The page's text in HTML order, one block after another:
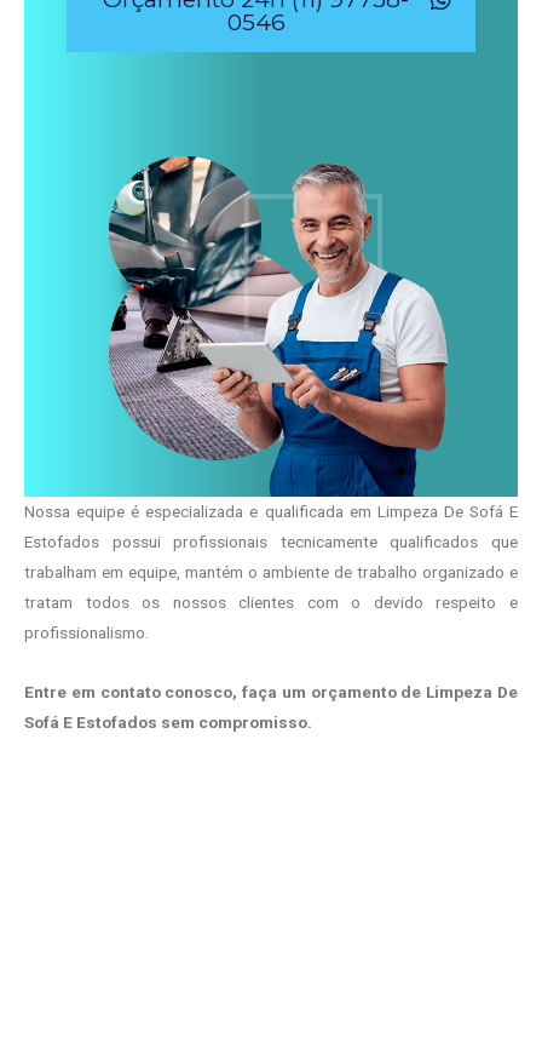
0546
Nossa equipe é especializada e qualificada em Limpeza De Sofá E
Estofados possui profissionais tecnicamente qualificados que
trabalham em equipe, mantém o ambiente de trabalho organizado e
tratam todos os nossos clientes com o devido respeito e
profissionalismo.
Entre em contato conosco, faça um orçamento de Limpeza De
Sofá E Estofados sem compromisso.